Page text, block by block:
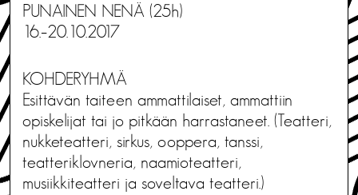
PUNAINEN NENÄ (25h)
16.–20.10.2017
KOHDERYHMÄ
Esittävän taiteen ammattilaiset, ammattiin
opiskelijat tai jo pitkään harrastaneet. (Teatteri,
nukketeatteri, sirkus, ooppera, tanssi,
teatteriklovneria, naamioteatteri,
musiikkiteatteri ja soveltava teatteri.)